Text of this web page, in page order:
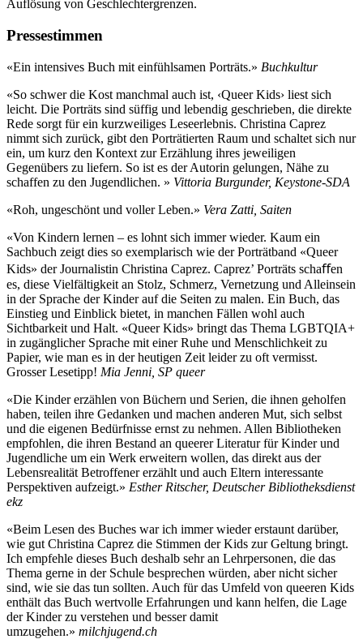
Auflösung von Geschlechtergrenzen.
Pressestimmen
«Ein intensives Buch mit einfühlsamen Porträts.» Buchkultur
«So schwer die Kost manchmal auch ist, ‹Queer Kids› liest sich
leicht. Die Porträts sind süffig und lebendig geschrieben, die direkte
Rede sorgt für ein kurzweiliges Leseerlebnis. Christina Caprez
nimmt sich zurück, gibt den Porträtierten Raum und schaltet sich nur
ein, um kurz den Kontext zur Erzählung ihres jeweiligen
Gegenübers zu liefern. So ist es der Autorin gelungen, Nähe zu
schaffen zu den Jugendlichen. » Vittoria Burgunder, Keystone-SDA
«Roh, ungeschönt und voller Leben.» Vera Zatti, Saiten
«Von Kindern lernen – es lohnt sich immer wieder. Kaum ein
Sachbuch zeigt dies so exemplarisch wie der Porträtband «Queer
Kids» der Journalistin Christina Caprez. Caprez’ Porträts schaﬀen
es, diese Vielfältigkeit an Stolz, Schmerz, Vernetzung und Alleinsein
in der Sprache der Kinder auf die Seiten zu malen. Ein Buch, das
Einstieg und Einblick bietet, in manchen Fällen wohl auch
Sichtbarkeit und Halt. «Queer Kids» bringt das Thema LGBTQIA+
in zugänglicher Sprache mit einer Ruhe und Menschlichkeit zu
Papier, wie man es in der heutigen Zeit leider zu oft vermisst.
Grosser Lesetipp! Mia Jenni, SP queer
«Die Kinder erzählen von Büchern und Serien, die ihnen geholfen
haben, teilen ihre Gedanken und machen anderen Mut, sich selbst
und die eigenen Bedürfnisse ernst zu nehmen. Allen Bibliotheken
empfohlen, die ihren Bestand an queerer Literatur für Kinder und
Jugendliche um ein Werk erweitern wollen, das direkt aus der
Lebensrealität Betroffener erzählt und auch Eltern interessante
Perspektiven aufzeigt.» Esther Ritscher, Deutscher Bibliotheksdienst
ekz
«Beim Lesen des Buches war ich immer wieder erstaunt darüber,
wie gut Christina Caprez die Stimmen der Kids zur Geltung bringt.
Ich empfehle dieses Buch deshalb sehr an Lehrpersonen, die das
Thema gerne in der Schule besprechen würden, aber nicht sicher
sind, wie sie das tun sollten. Auch für das Umfeld von queeren Kids
enthält das Buch wertvolle Erfahrungen und kann helfen, die Lage
der Kinder zu verstehen und besser damit
umzugehen.» milchjugend.ch